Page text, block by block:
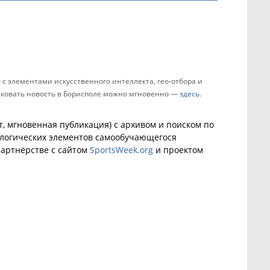
искусственного интеллекта, гео-отбора и
новость в Борисполе можно мгновенно —здесь.
публикация) с архивом и поиском по
элементов самообучающегося
с сайтом SportsWeek.org и проектом